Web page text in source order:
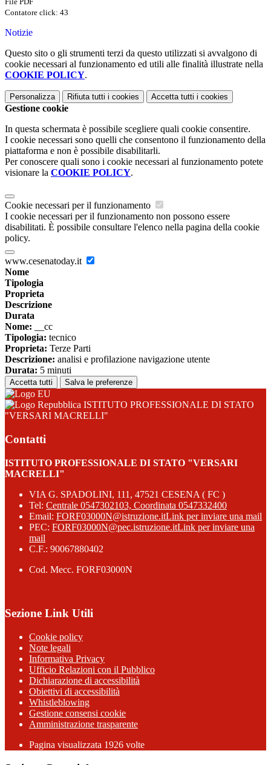
Contatore click: 43
Notizie
Questo sito o gli strumenti terzi da questo utilizzati si avvalgono di
cookie necessari al funzionamento ed utili alle finalità illustrate nella
COOKIE POLICY.
Personalizza Rifiuta tutti i cookies Accetta tutti i cookies
Gestione cookie
In questa schermata è possibile scegliere quali cookie consentire.
I cookie necessari sono quelli che consentono il funzionamento della
piattaforma e non è possibile disabilitarli.
Per conoscere quali sono i cookie necessari al funzionamento potete
visionare la COOKIE POLICY.
Cookie necessari per il funzionamento
I cookie necessari per il funzionamento non possono essere
disabilitati. È possibile consultare l'elenco nella pagina della cookie
policy.
www.cesenatoday.it
Nome
Tipologia
Proprieta
Descrizione
Durata
Nome: __cc
Tipologia: tecnico
Proprieta: Terze Parti
Descrizione: analisi e profilazione navigazione utente
Durata: 5 minuti
Accetta tutti Salva le preferenze
ISTITUTO PROFESSIONALE DI STATO
"VERSARI MACRELLI"
Contatti
ISTITUTO PROFESSIONALE DI STATO "VERSARI
MACRELLI"
VIA G. SPADOLINI, 111, 47521 CESENA ( FC )
Tel: Centrale 0547302103, Coordinata 0547332400
Email: FORF03000N@istruzione.itLink per inviare una mail
PEC: FORF03000N@pec.istruzione.itLink per inviare una
mail
C.F.: 90067880402
Cod. Mecc. FORF03000N
Sezione Link Utili
Cookie policy
Note legali
Informativa Privacy
Ufficio Relazioni con il Pubblico
Dichiarazione di accessibilità
Obiettivi di accessibilità
Whistleblowing
Gestione consensi cookie
Amministrazione trasparente
Pagina visualizzata 1926 volte